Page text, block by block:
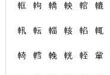
軭 軥 轎 軮 輨 轆
軐 転 輜 輆 輡 輒
輢 轌 輓 輄 輊 軰